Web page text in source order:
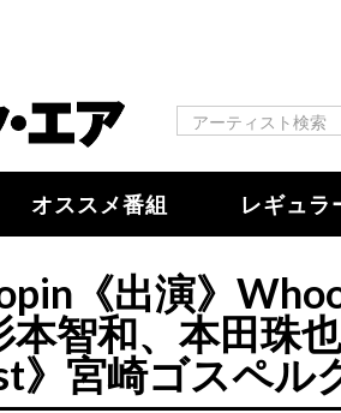
オススメ番組 レギュラ
《出演》
本智和、本田珠
》宮崎ゴスペル